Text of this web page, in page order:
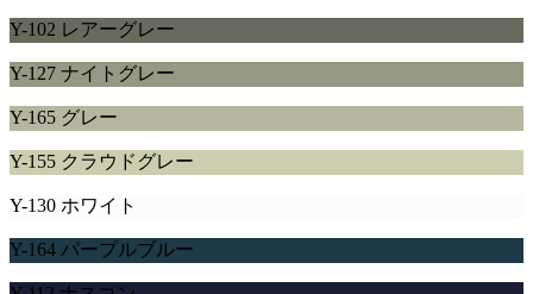
Y-102 レアーグレー
Y-127 ナイトグレー
Y-165 グレー
Y-155 クラウドグレー
Y-130 ホワイト
Y-164 パープルブルー